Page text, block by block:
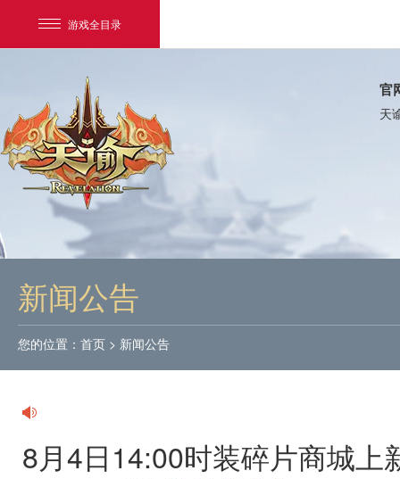
游戏全目录
网易游戏
我的足迹：
官
天
新闻公告
您的位置： 首页 > 新闻公告
8月4日14:00时装碎片商城上